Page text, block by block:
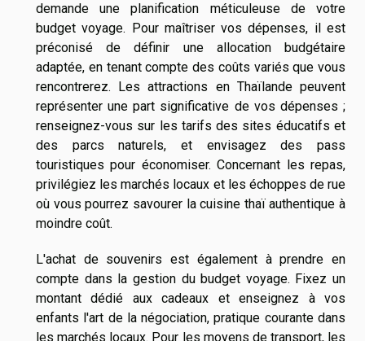
demande une planification méticuleuse de votre
budget voyage. Pour maîtriser vos dépenses, il est
préconisé de définir une allocation budgétaire
adaptée, en tenant compte des coûts variés que vous
rencontrerez. Les attractions en Thaïlande peuvent
représenter une part significative de vos dépenses ;
renseignez-vous sur les tarifs des sites éducatifs et
des parcs naturels, et envisagez des pass
touristiques pour économiser. Concernant les repas,
privilégiez les marchés locaux et les échoppes de rue
où vous pourrez savourer la cuisine thaï authentique à
moindre coût.
L'achat de souvenirs est également à prendre en
compte dans la gestion du budget voyage. Fixez un
montant dédié aux cadeaux et enseignez à vos
enfants l'art de la négociation, pratique courante dans
les marchés locaux. Pour les moyens de transport, les